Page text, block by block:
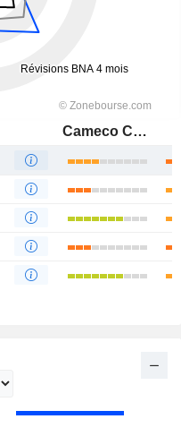
Cameco Corporation